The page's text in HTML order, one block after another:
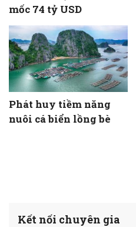
mốc 74 tỷ USD
Phát huy tiềm năng
nuôi cá biển lồng bè
Kết nối chuyên gia